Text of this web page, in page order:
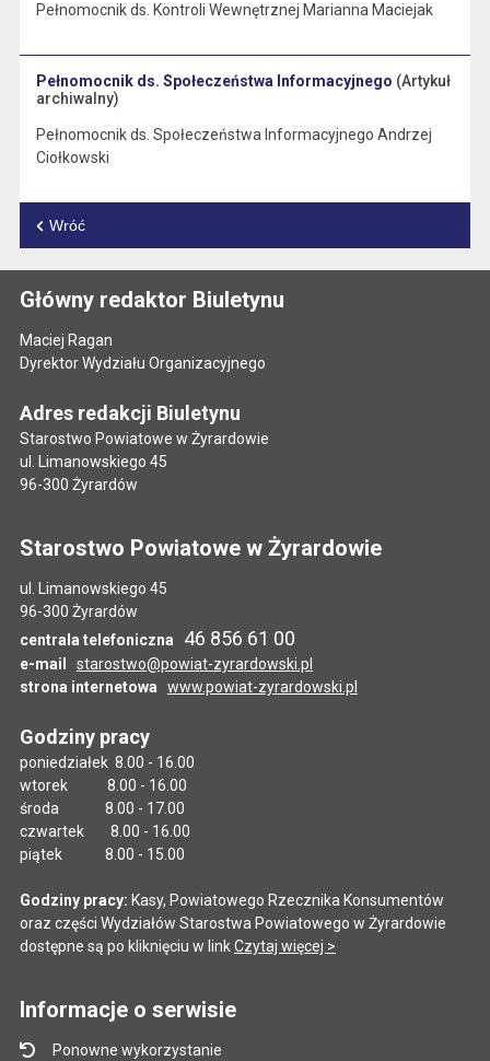
Pełnomocnik ds. Kontroli Wewnętrznej Marianna Maciejak
Pełnomocnik ds. Społeczeństwa Informacyjnego (Artykuł
archiwalny)
Pełnomocnik ds. Społeczeństwa Informacyjnego Andrzej
Ciołkowski
Wróć
Główny redaktor Biuletynu
Maciej Ragan
Dyrektor Wydziału Organizacyjnego
Adres redakcji Biuletynu
Starostwo Powiatowe w Żyrardowie
ul. Limanowskiego 45
96-300 Żyrardów
Starostwo Powiatowe w Żyrardowie
ul. Limanowskiego 45
96-300 Żyrardów
centrala telefoniczna
46 856 61 00
e-mail
starostwo@powiat-zyrardowski.pl
strona internetowa
www.powiat-zyrardowski.pl
Godziny pracy
poniedziałek 8.00 - 16.00
wtorek 8.00 - 16.00
środa 8.00 - 17.00
czwartek 8.00 - 16.00
piątek 8.00 - 15.00
Godziny pracy: Kasy, Powiatowego Rzecznika Konsumentów
oraz części Wydziałów Starostwa Powiatowego w Żyrardowie
dostępne są po kliknięciu w linkCzytaj więcej >
Informacje o serwisie
Ponowne wykorzystanie